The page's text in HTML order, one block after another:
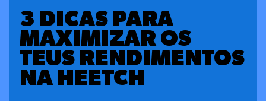
3 DICAS PARA
MAXIMIZAR OS
TEUS RENDIMENTOS
NA HEETCH